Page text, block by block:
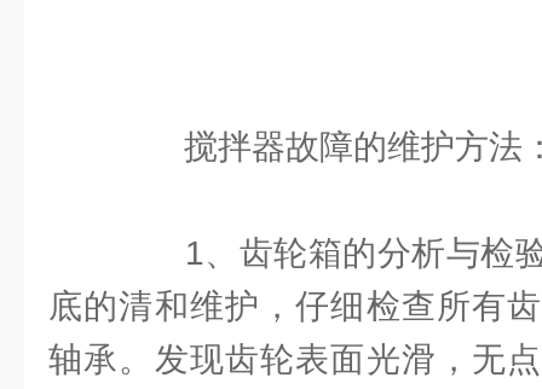
搅拌器故障的维护方法
1、齿轮箱的分析与检验
底的清和维护，仔细检查所有
轴承。发现齿轮表面光滑，无